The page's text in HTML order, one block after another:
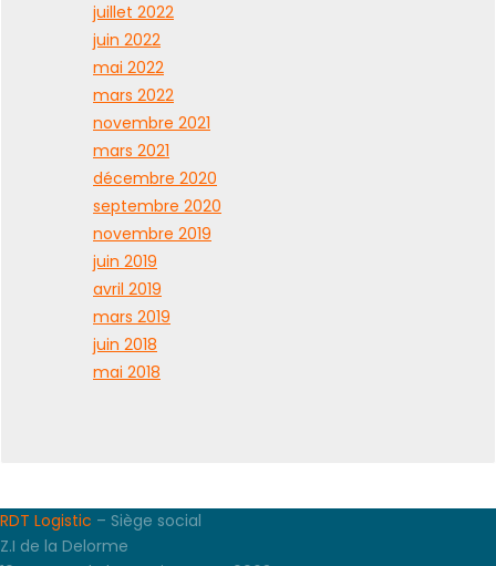
juillet 2022
juin 2022
mai 2022
mars 2022
novembre 2021
mars 2021
décembre 2020
septembre 2020
novembre 2019
juin 2019
avril 2019
mars 2019
juin 2018
mai 2018
RDT Logistic – Siège social
Z.I de la Delorme